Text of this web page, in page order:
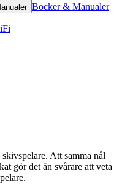
Böcker & Manualer
Att samma nål
gör det än svårare att veta